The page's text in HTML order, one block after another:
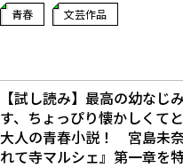
青春 文芸作品
【試し読み】最高の幼なじ
す、ちょっぴり懐かしくて
大人の青春小説！ 宮島未
れて寺マルシェ』第一章を